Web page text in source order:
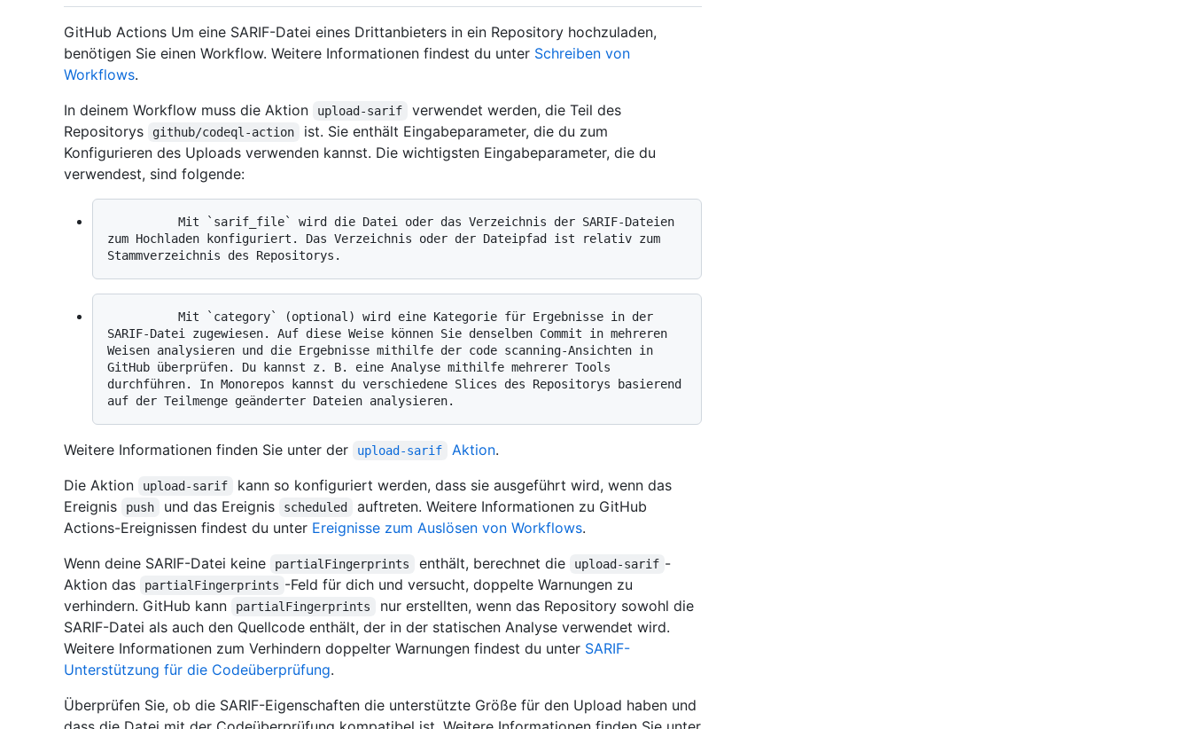
GitHub Actions Um eine SARIF-Datei eines Drittanbieters in ein Repository hochzuladen,
benötigen Sie einen Workflow. Weitere Informationen findest du unter Schreiben von
Workflows.
In deinem Workflow muss die Aktion
upload-sarif
verwendet werden, die Teil des
Repositorys
github/codeql-action
ist. Sie enthält Eingabeparameter, die du zum
Konfigurieren des Uploads verwenden kannst. Die wichtigsten Eingabeparameter, die du
verwendest, sind folgende:
zum Hochladen konfiguriert. Das Verzeichnis oder der Dateipfad ist relativ zum
SARIF-Datei zugewiesen. Auf diese Weise können Sie denselben Commit in mehreren
Weisen analysieren und die Ergebnisse mithilfe der code scanning-Ansichten in
GitHub überprüfen. Du kannst z. B. eine Analyse mithilfe mehrerer Tools
durchführen. In Monorepos kannst du verschiedene Slices des Repositorys basierend
Weitere Informationen finden Sie unter der upload-sarif Aktion.
Die Aktion
upload-sarif
kann so konfiguriert werden, dass sie ausgeführt wird, wenn das
Ereignis
push und das Ereignis scheduled
auftreten. Weitere Informationen zu GitHub
Actions-Ereignissen findest du unter Ereignisse zum Auslösen von Workflows.
Wenn deine SARIF-Datei keine
partialFingerprints enthält, berechnet die upload-sarif -
Aktion das
partialFingerprints -Feld für dich und versucht, doppelte Warnungen zu
verhindern. GitHub kann
partialFingerprints
nur erstellten, wenn das Repository sowohl die
SARIF-Datei als auch den Quellcode enthält, der in der statischen Analyse verwendet wird.
Weitere Informationen zum Verhindern doppelter Warnungen findest du unter SARIF-
Unterstützung für die Codeüberprüfung.
Überprüfen Sie, ob die SARIF-Eigenschaften die unterstützte Größe für den Upload haben und